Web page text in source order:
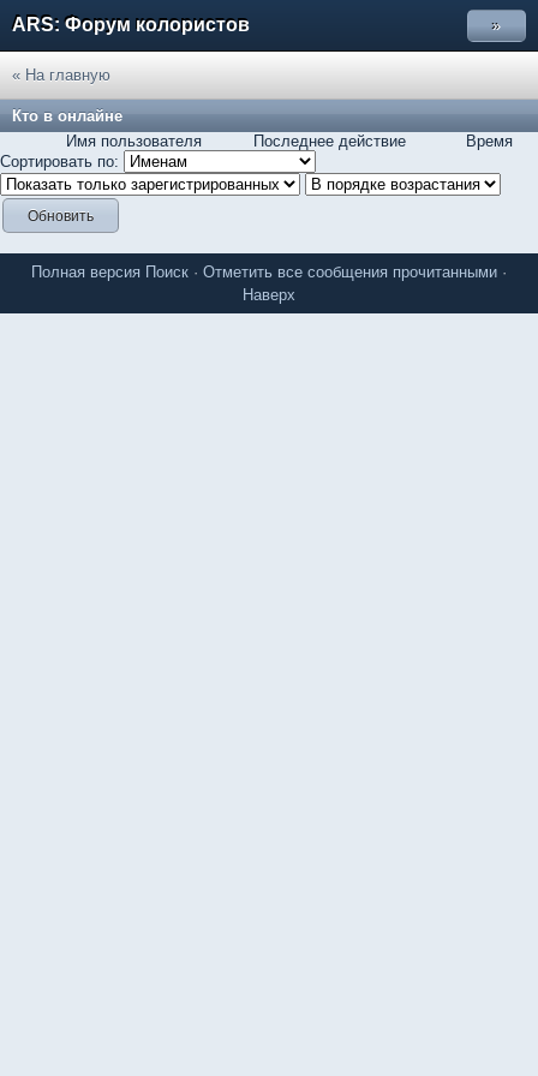
ARS: Форум колористов »
« На главную
Кто в онлайне
Имя пользователя
Последнее действие
Время
Сортировать по:
Полная версия Поиск · Отметить все сообщения прочитанными ·
Наверх